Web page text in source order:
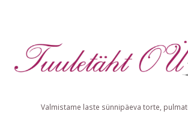
Valmistame laste sünnipäeva torte,